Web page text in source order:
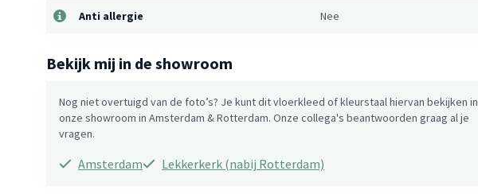
Anti allergie Nee
Bekijk mij in de showroom
Nog niet overtuigd van de foto’s? Je kunt dit vloerkleed of kleurstaal hiervan bekijken in
onze showroom in Amsterdam & Rotterdam. Onze collega's beantwoorden graag al je
vragen.
Amsterdam Lekkerkerk (nabij Rotterdam)